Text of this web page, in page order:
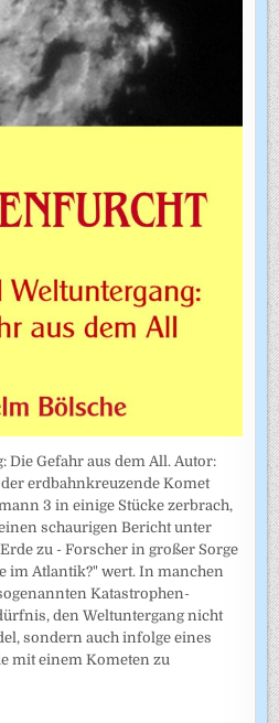
Die Gefahr aus dem All. Autor:
erdbahnkreuzende Komet
3 in einige Stücke zerbrach,
schaurigen Bericht unter
zu - Forscher in großer Sorge
im Atlantik?" wert. In manchen
Katastrophen-
den Weltuntergang nicht
sondern auch infolge eines
mit einem Kometen zu